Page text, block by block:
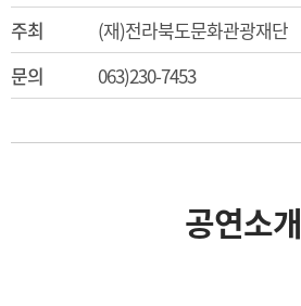
주최
(재)전라북도문화관광재단
문의
063)230-7453
공연소개